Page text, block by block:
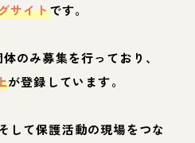
サイトです。
のみ募集を行っており、
が登録しています。
して保護活動の現場をつな